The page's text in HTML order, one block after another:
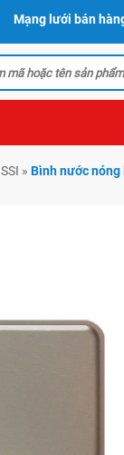
Mạng lưới bán
» Bình nước nóng